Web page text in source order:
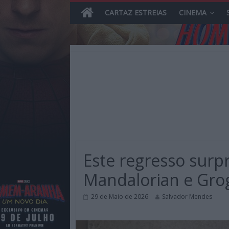
Reviews
sobre
CARTAZ ESTREIAS CINEMA
Este regresso
Mandalorian e
29 de Maio de 2026 Salvador Mendes